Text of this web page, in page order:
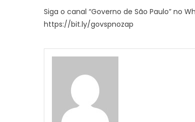
Siga o canal “Governo de São Paulo” no
https://bit.ly/govspnozap